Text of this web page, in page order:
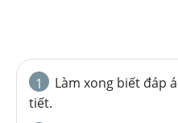
1
Làm xong biết đáp
tiết.